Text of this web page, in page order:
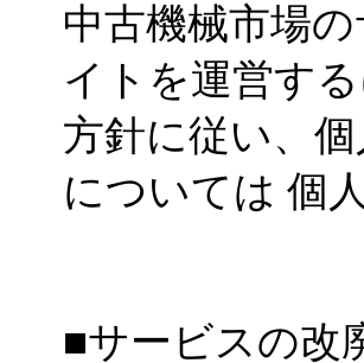
中古機械市場
イトを運営す
方針に従い、
については 個
■サービスの改